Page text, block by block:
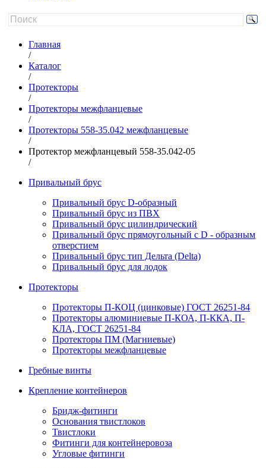
Главная
/
Каталог
/
Протекторы
/
Протекторы межфланцевые
/
Протекторы 558-35.042 межфланцевые
/
Протектор межфланцевый 558-35.042-05
/
Привальный брус
Привальный брус D-образный
Привальный брус из ПВХ
Привальный брус цилиндрический
Привальный брус прямоугольный с D - образным
отверстием
Привальный брус тип Дельта (Delta)
Привальный брус для лодок
Протекторы
Протекторы П-КОЦ (цинковые) ГОСТ 26251-84
Протекторы алюминиевые П-КОА, П-ККА, П-
КЛА, ГОСТ 26251-84
Протекторы ПМ (Магниевые)
Протекторы межфланцевые
Гребные винты
Крепление контейнеров
Бридж-фитинги
Основания твистлоков
Твистлоки
Фитинги для контейнеровоза
Угловые фитинги